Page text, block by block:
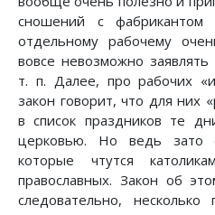
сношений с
отдельному рабочему
вовсе невозможно
т. п. Далее, про рабочих
закон говорит, что для них
в список праздников те
церковью. Но ведь зато
которые чтутся
православных. Закон об
следовательно, несколько